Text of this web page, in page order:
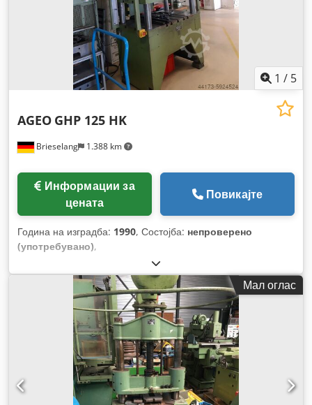
1 / 5
Brieselang 1.388 km
AGEO GHP 125 HK
цената
Повикајте
Година на изградба: 1990, Состојба: непроверено
(употребувано),
Мал оглас